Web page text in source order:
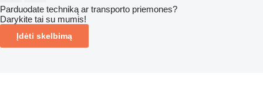
Parduodate techniką ar transporto priemones?
Darykite tai su mumis!
Įdėti skelbimą